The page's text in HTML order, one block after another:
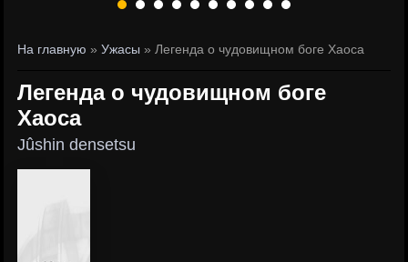
На главную »Ужасы » Легенда о чудовищном боге Хаоса
Легенда о чудовищном боге
Хаоса
Jûshin densetsu